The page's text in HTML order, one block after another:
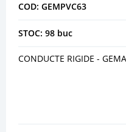
COD: GEMPVC63
STOC: 98 buc
CONDUCTE RIGIDE -